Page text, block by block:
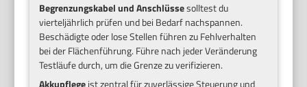
Begrenzungskabel und Anschlüssesolltest du
vierteljährlich prüfen und bei Bedarf nachspannen.
Beschädigte oder lose Stellen führen zu Fehlverhalten
bei der Flächenführung. Führe nach jeder Veränderung
Testläufe durch, um die Grenze zu verifizieren.
Akkupflegeist zentral für zuverlässige Steuerung und